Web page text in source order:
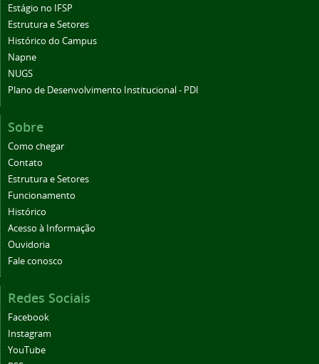
Estágio no IFSP
Estrutura e Setores
Histórico do Campus
Napne
NUGS
Plano de Desenvolvimento Institucional - PDI
Sobre
Como chegar
Contato
Estrutura e Setores
Funcionamento
Histórico
Acesso à Informação
Ouvidoria
Fale conosco
Redes Sociais
Facebook
Instagram
YouTube